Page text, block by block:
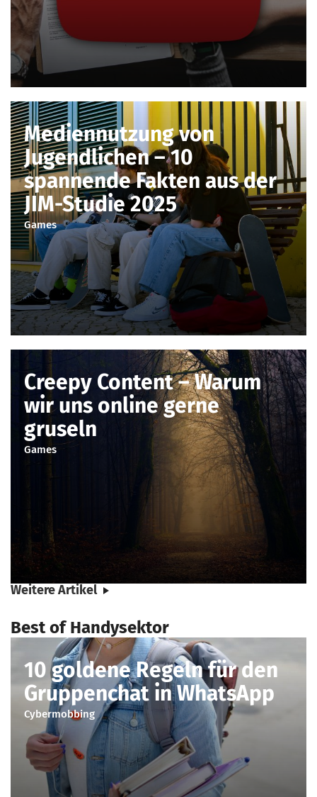
Mediennutzung von
Jugendlichen – 10
spannende Fakten aus der
JIM-Studie 2025
Games
Creepy Content – Warum
wir uns online gerne
gruseln
Games
Weitere Artikel
Best of Handysektor
10 goldene Regeln für den
Gruppenchat in WhatsApp
Cybermobbing